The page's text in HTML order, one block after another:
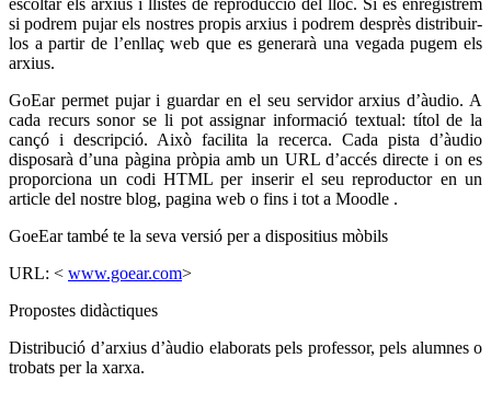
si podrem pujar els nostres propis arxius i podrem desprès distribuir-
los a partir de l’enllaç web que es generarà una vegada pugem els
arxius.
GoEar permet pujar i guardar en el seu servidor arxius d’àudio. A
cada recurs sonor se li pot assignar informació textual: títol de la
cançó i descripció. Això facilita la recerca. Cada pista d’àudio
disposarà d’una pàgina pròpia amb un URL d’accés directe i on es
proporciona un codi HTML per inserir el seu reproductor en un
article del nostre blog, pagina web o fins i tot a Moodle .
GoeEar també te la seva versió per a dispositius mòbils
URL: < www.goear.com>
Propostes didàctiques
Distribució d’arxius d’àudio elaborats pels professor, pels alumnes o
trobats per la xarxa.